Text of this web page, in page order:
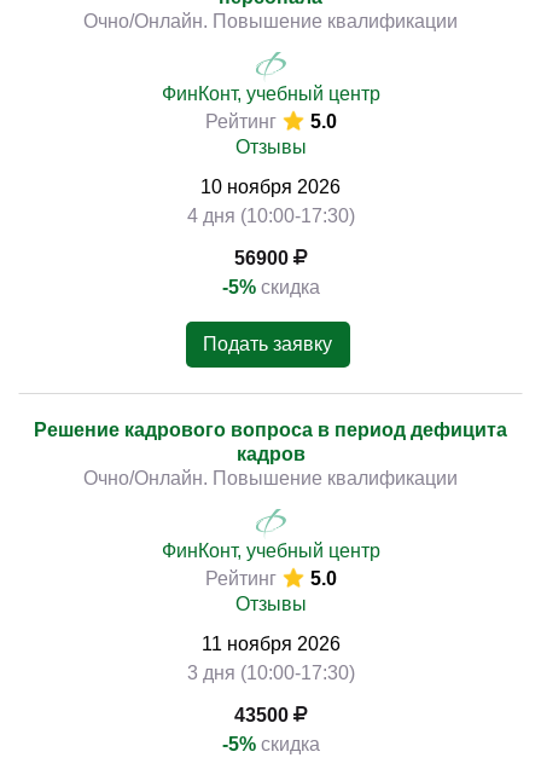
Очно/Онлайн. Повышение квалификации
ФинКонт, учебный центр
Рейтинг
5.0
Отзывы
10 ноября 2026
4 дня (10:00-17:30)
56900
-5% скидка
Подать заявку
Решение кадрового вопроса в период дефицита
кадров
Очно/Онлайн. Повышение квалификации
ФинКонт, учебный центр
Рейтинг
5.0
Отзывы
11 ноября 2026
3 дня (10:00-17:30)
43500
-5% скидка